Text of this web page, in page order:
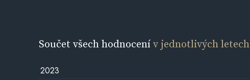
Součet všech hodnocenív jednotlivých letech
2023